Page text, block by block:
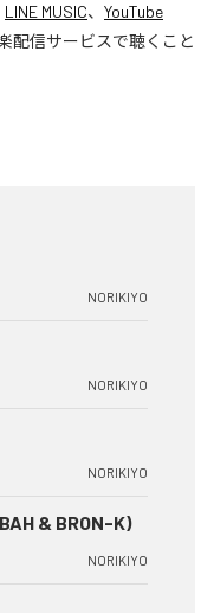
LINE MUSIC、 YouTube
配信サービスで聴くこと
NORIKIYO
NORIKIYO
NORIKIYO
& BRON-K)
NORIKIYO